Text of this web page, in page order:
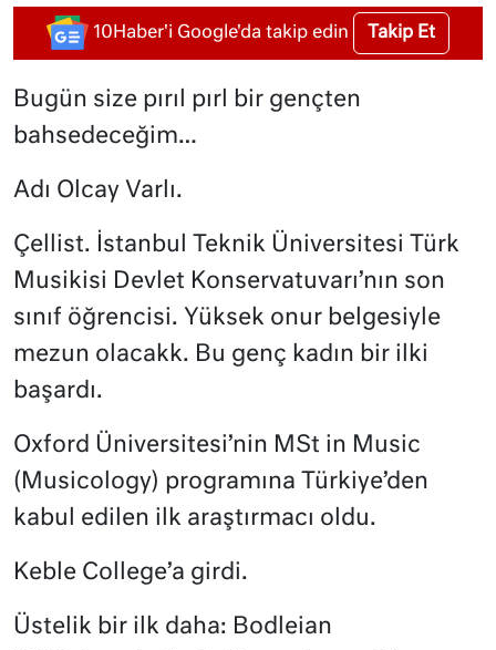
10Haber'i Google'da takip edin Takip Et
Bugün size pırıl pırl bir gençten
bahsedeceğim…
Adı Olcay Varlı.
Çellist. İstanbul Teknik Üniversitesi Türk
Musikisi Devlet Konservatuvarı’nın son
sınıf öğrencisi. Yüksek onur belgesiyle
mezun olacakk. Bu genç kadın bir ilki
başardı.
Oxford Üniversitesi’nin MSt in Music
(Musicology) programına Türkiye’den
kabul edilen ilk araştırmacı oldu.
Keble College’a girdi.
Üstelik bir ilk daha: Bodleian